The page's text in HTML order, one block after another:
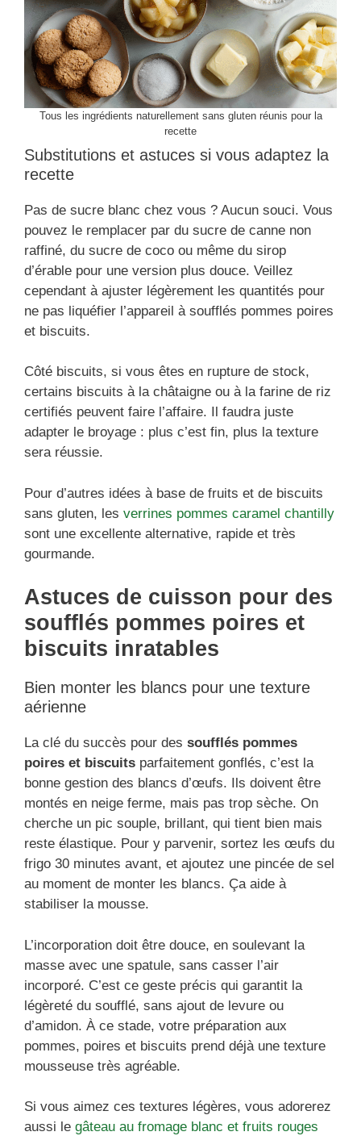
Tous les ingrédients naturellement sans gluten réunis pour la
recette
Substitutions et astuces si vous adaptez la
recette
Pas de sucre blanc chez vous ? Aucun souci. Vous
pouvez le remplacer par du sucre de canne non
raffiné, du sucre de coco ou même du sirop
d’érable pour une version plus douce. Veillez
cependant à ajuster légèrement les quantités pour
ne pas liquéfier l’appareil à soufflés pommes poires
et biscuits.
Côté biscuits, si vous êtes en rupture de stock,
certains biscuits à la châtaigne ou à la farine de riz
certifiés peuvent faire l’affaire. Il faudra juste
adapter le broyage : plus c’est fin, plus la texture
sera réussie.
Pour d’autres idées à base de fruits et de biscuits
sans gluten, les verrines pommes caramel chantilly
sont une excellente alternative, rapide et très
gourmande.
Astuces de cuisson pour des
soufflés pommes poires et
biscuits inratables
Bien monter les blancs pour une texture
aérienne
La clé du succès pour des soufflés pommes
poires et biscuits parfaitement gonflés, c’est la
bonne gestion des blancs d’œufs. Ils doivent être
montés en neige ferme, mais pas trop sèche. On
cherche un pic souple, brillant, qui tient bien mais
reste élastique. Pour y parvenir, sortez les œufs du
frigo 30 minutes avant, et ajoutez une pincée de sel
au moment de monter les blancs. Ça aide à
stabiliser la mousse.
L’incorporation doit être douce, en soulevant la
masse avec une spatule, sans casser l’air
incorporé. C’est ce geste précis qui garantit la
légèreté du soufflé, sans ajout de levure ou
d’amidon. À ce stade, votre préparation aux
pommes, poires et biscuits prend déjà une texture
mousseuse très agréable.
Si vous aimez ces textures légères, vous adorerez
aussi le gâteau au fromage blanc et fruits rouges